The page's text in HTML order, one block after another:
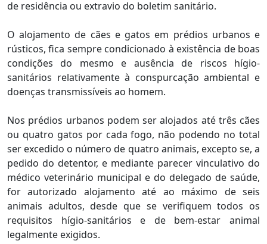
de residência ou extravio do boletim sanitário.
O alojamento de cães e gatos em prédios urbanos e
rústicos, fica sempre condicionado à existência de boas
condições do mesmo e ausência de riscos hígio-
sanitários relativamente à conspurcação ambiental e
doenças transmissíveis ao homem.
Nos prédios urbanos podem ser alojados até três cães
ou quatro gatos por cada fogo, não podendo no total
ser excedido o número de quatro animais, excepto se, a
pedido do detentor, e mediante parecer vinculativo do
médico veterinário municipal e do delegado de saúde,
for autorizado alojamento até ao máximo de seis
animais adultos, desde que se verifiquem todos os
requisitos hígio-sanitários e de bem-estar animal
legalmente exigidos.